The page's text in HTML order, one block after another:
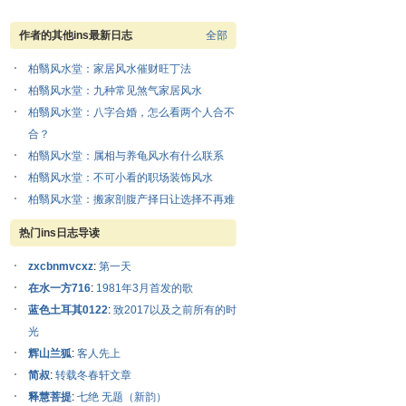
全部
作者的其他ins最新日志
柏翳风水堂：家居风水催财旺丁法
柏翳风水堂：九种常见煞气家居风水
柏翳风水堂：八字合婚，怎么看两个人合不
合？
柏翳风水堂：属相与养龟风水有什么联系
柏翳风水堂：不可小看的职场装饰风水
柏翳风水堂：搬家剖腹产择日让选择不再难
热门ins日志导读
zxcbnmvcxz: 第一天
在水一方716: 1981年3月首发的歌
蓝色土耳其0122: 致2017以及之前所有的时
光
辉山兰狐: 客人先上
简叔: 转载冬春轩文章
释慧菩提: 七绝 无题（新韵）